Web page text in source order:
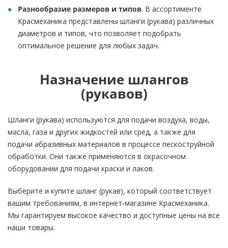
Разнообразие размеров и типов. В ассортименте
Красмеханика представлены шланги (рукава) различных
диаметров и типов, что позволяет подобрать
оптимальное решение для любых задач.
Назначение шлангов
(рукавов)
Шланги (рукава) используются для подачи воздуха, воды,
масла, газа и других жидкостей или сред, а также для
подачи абразивных материалов в процессе пескоструйной
обработки. Они также применяются в окрасочном
оборудовании для подачи краски и лаков.
Выберите и купите шланг (рукав), который соответствует
вашим требованиям, в интернет-магазине Красмеханика.
Мы гарантируем высокое качество и доступные цены на все
наши товары.